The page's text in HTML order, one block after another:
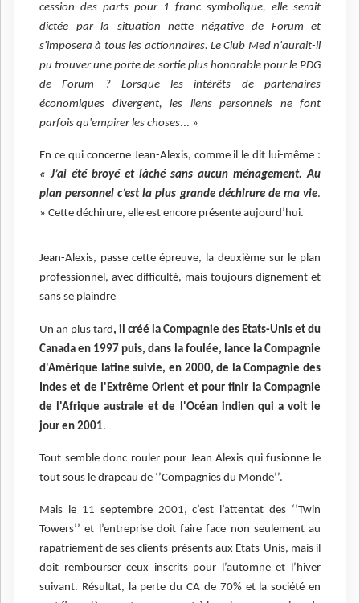
cession des parts pour 1 franc symbolique, elle serait
dictée par la situation nette négative de Forum et
s'imposera à tous les actionnaires. Le Club Med n'aurait-il
pu trouver une porte de sortie plus honorable pour le PDG
de Forum ? Lorsque les intérêts de partenaires
économiques divergent, les liens personnels ne font
parfois qu'empirer les choses... »
En ce qui concerne Jean-Alexis, comme il le dit lui-même :
« J’ai été broyé et lâché sans aucun ménagement. Au
plan personnel c’est la plus grande déchirure de ma vie.
» Cette déchirure, elle est encore présente aujourd’hui.
Jean-Alexis, passe cette épreuve, la deuxième sur le plan
professionnel, avec difficulté, mais toujours dignement et
sans se plaindre
Un an plus tard , il créé la Compagnie des Etats-Unis et du
Canada en 1997 puis, dans la foulée, lance la Compagnie
d'Amérique latine suivie, en 2000, de la Compagnie des
Indes et de l'Extrême Orient et pour finir la Compagnie
de l'Afrique australe et de l'Océan indien qui a voit le
jour en 2001.
Tout semble donc rouler pour Jean Alexis qui fusionne le
tout sous le drapeau de ‘’Compagnies du Monde’’.
Mais le 11 septembre 2001, c’est l’attentat des ‘’Twin
Towers’’ et l’entreprise doit faire face non seulement au
rapatriement de ses clients présents aux Etats-Unis, mais il
doit rembourser ceux inscrits pour l’automne et l’hiver
suivant. Résultat, la perte du CA de 70% et la société en